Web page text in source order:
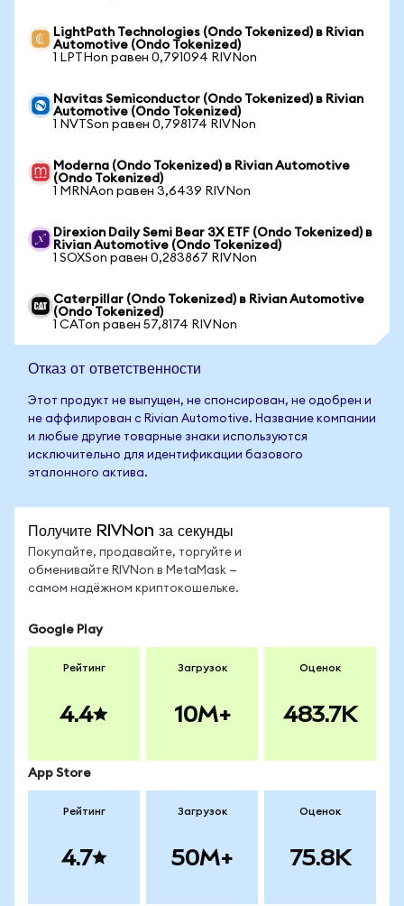
LightPath Technologies (Ondo Tokenized) в Rivian
Automotive (Ondo Tokenized)
1 LPTHon равен 0,791094 RIVNon
Navitas Semiconductor (Ondo Tokenized) в Rivian
Automotive (Ondo Tokenized)
1 NVTSon равен 0,798174 RIVNon
Moderna (Ondo Tokenized) в Rivian Automotive
(Ondo Tokenized)
1 MRNAon равен 3,6439 RIVNon
Direxion Daily Semi Bear 3X ETF (Ondo Tokenized) в
Rivian Automotive (Ondo Tokenized)
1 SOXSon равен 0,283867 RIVNon
Caterpillar (Ondo Tokenized) в Rivian Automotive
(Ondo Tokenized)
1 CATon равен 57,8174 RIVNon
Отказ от ответственности
Этот продукт не выпущен, не спонсирован, не одобрен и
не аффилирован с Rivian Automotive. Название компании
и любые другие товарные знаки используются
исключительно для идентификации базового
эталонного актива.
Получите RIVNon за секунды
Покупайте, продавайте, торгуйте и
обменивайте RIVNon в MetaMask —
самом надёжном криптокошельке.
Google Play
Рейтинг
4.4
Загрузок
10M+
Оценок
483.7K
App Store
Рейтинг
4.7
Загрузок
50M+
Оценок
75.8K